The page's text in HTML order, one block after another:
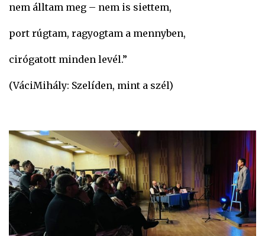
nem álltam meg – nem is siettem,
port rúgtam, ragyogtam a mennyben,
cirógatott minden levél.”
(VáciMihály: Szelíden, mint a szél)